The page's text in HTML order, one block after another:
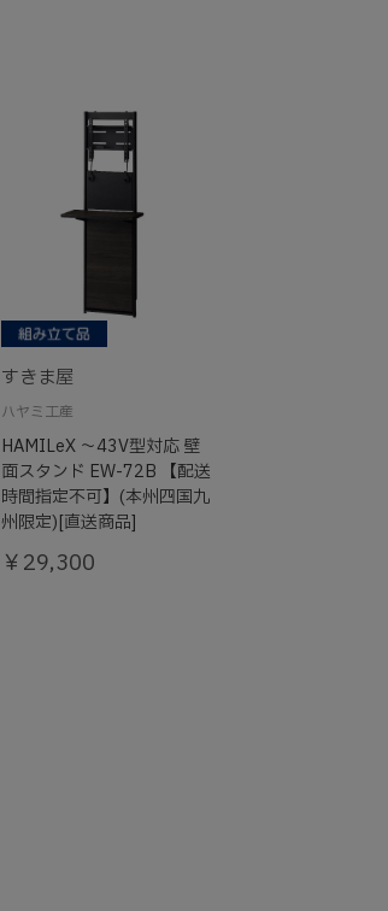
すきま屋
ハヤミ工産
HAMILeX ～43V型対応 壁
面スタンド EW-72B 【配送
時間指定不可】(本州四国九
州限定)[直送商品]
￥29,300